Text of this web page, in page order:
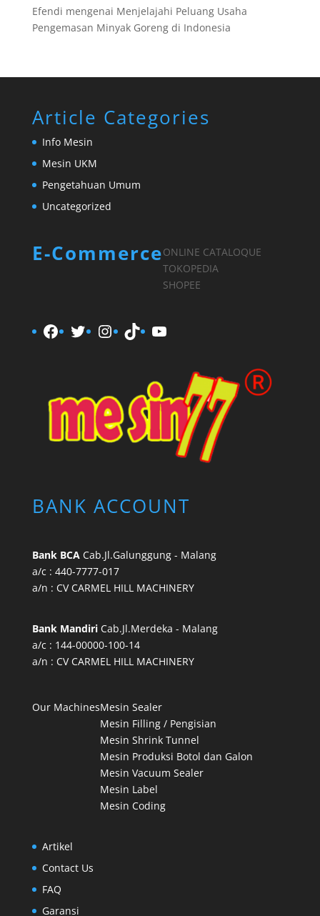
Efendi mengenai Menjelajahi Peluang Usaha
Pengemasan Minyak Goreng di Indonesia
Article Categories
Info Mesin
Mesin UKM
Pengetahuan Umum
Uncategorized
E-CommerceONLINE CATALOQUE
TOKOPEDIA
SHOPEE
Facebook
TwitterInstagram
TikTokYouTube
BANK ACCOUNT
Bank BCA Cab.Jl.Galunggung - Malang
a/c : 440-7777-017
a/n : CV CARMEL HILL MACHINERY
Bank MandiriCab.Jl.Merdeka - Malang
a/c : 144-00000-100-14
a/n : CV CARMEL HILL MACHINERY
Our MachinesMesin Sealer
Mesin Filling / Pengisian
Mesin Shrink Tunnel
Mesin Produksi Botol dan Galon
Mesin Vacuum Sealer
Mesin Label
Mesin Coding
Artikel
Contact Us
FAQ
Garansi